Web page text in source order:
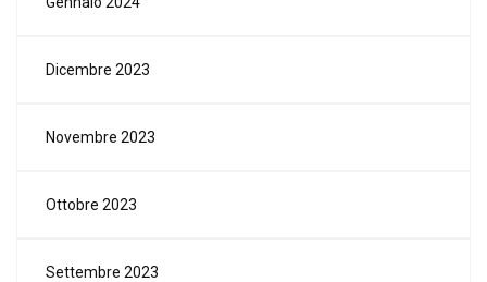
Dicembre 2023
Novembre 2023
Ottobre 2023
Settembre 2023